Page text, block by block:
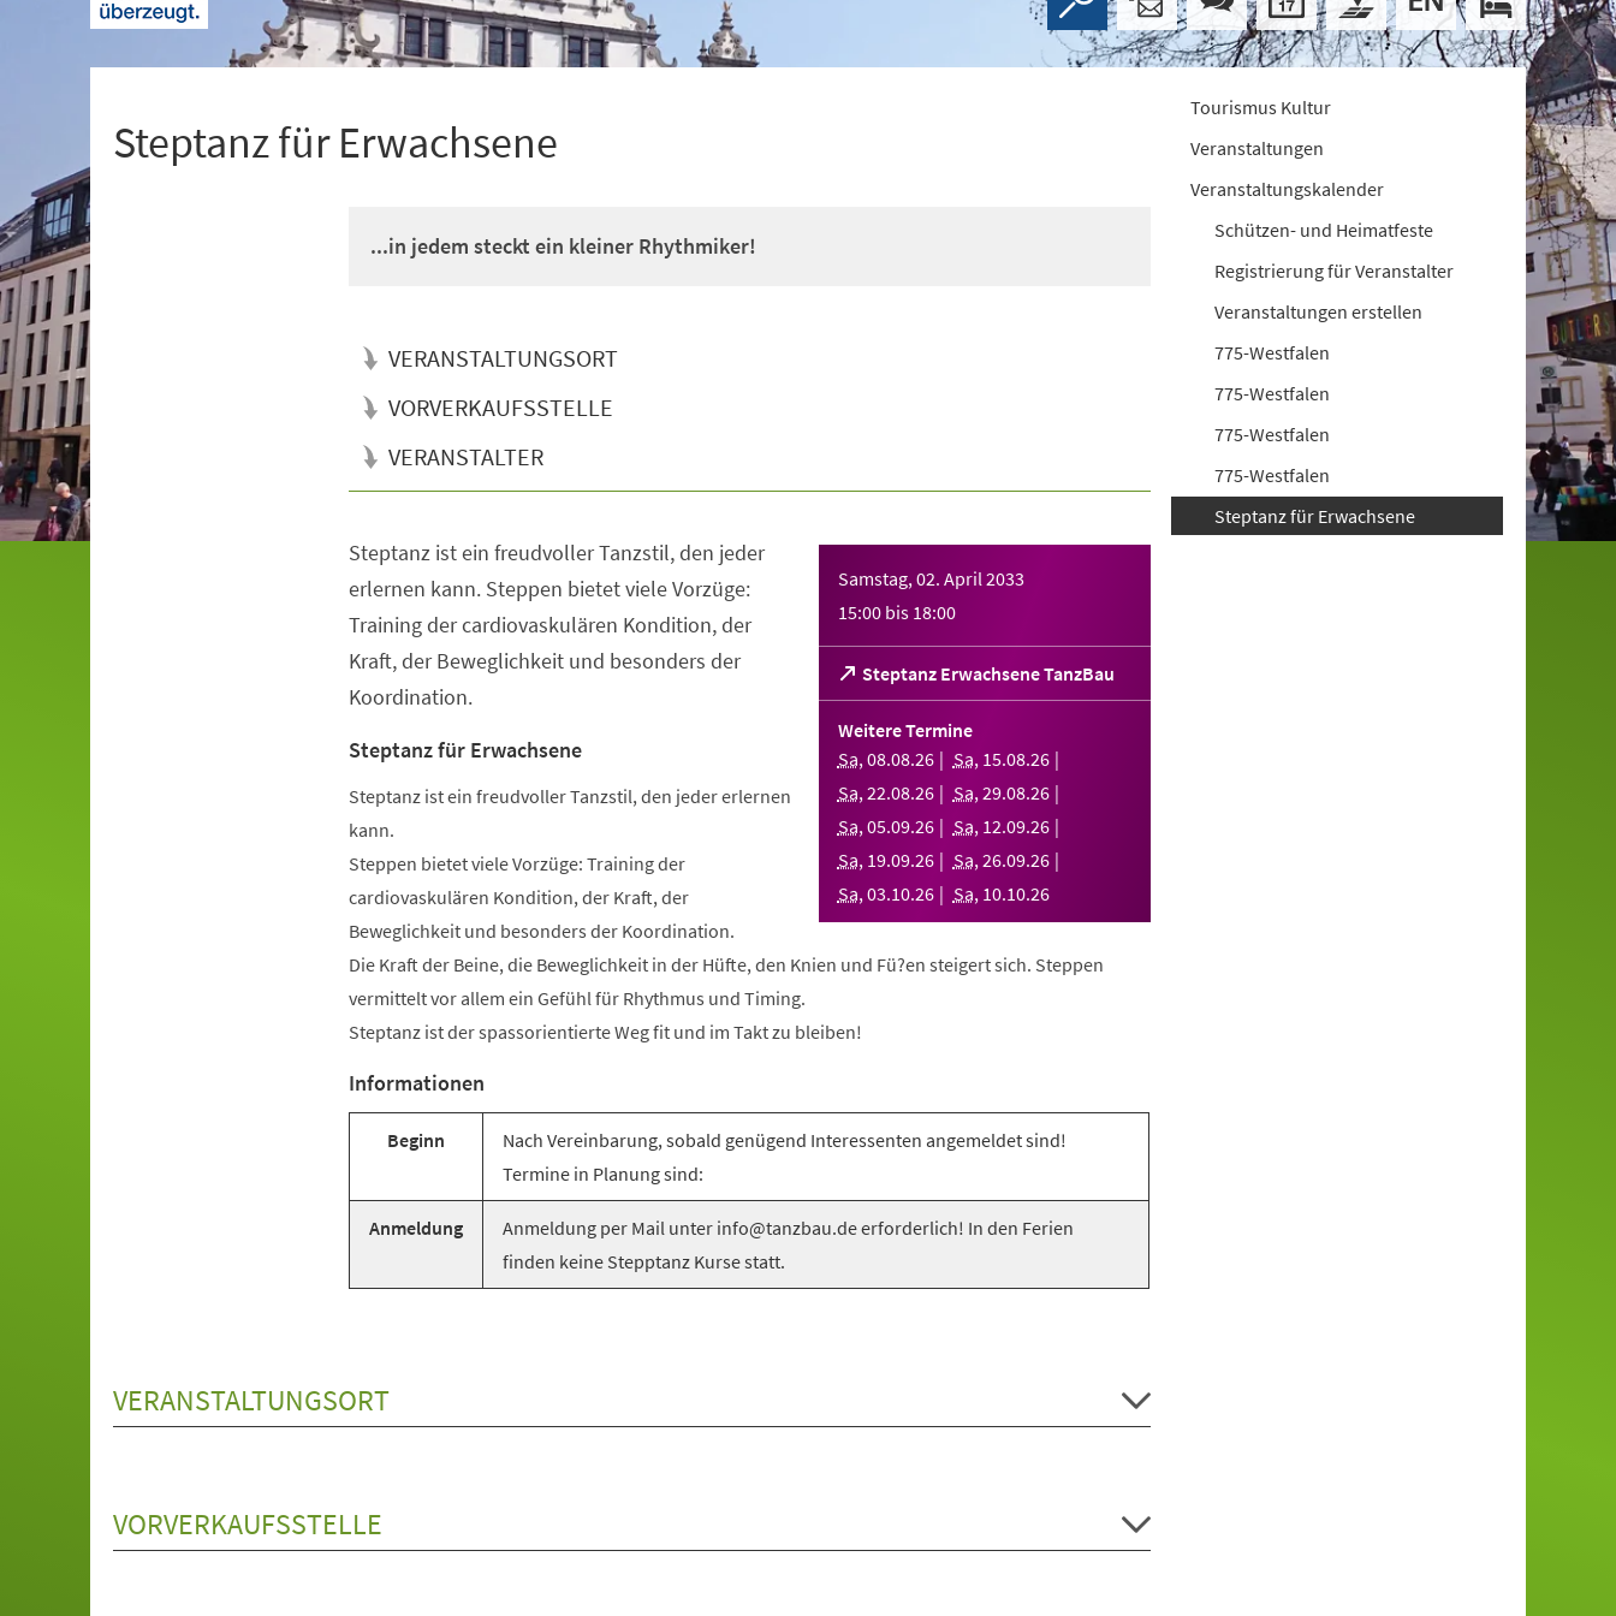
Steptanz für Erwachsene
...in jedem steckt ein kleiner Rhythmiker!
VERANSTALTUNGSORT
VORVERKAUFSSTELLE
VERANSTALTER
Samstag, 02. April 2033
15:00 bis 18:00
Steptanz Erwachsene TanzBau
(Öffnet
in
einem
Tab)
Weitere Termine
Sa,08.08.26 Sa, 15.08.26
Sa,22.08.26 Sa,29.08.26
Sa,05.09.26 Sa, 12.09.26
Sa, 19.09.26 Sa,26.09.26
Sa,03.10.26 Sa, 10.10.26
Steptanz ist ein freudvoller Tanzstil, den jeder
erlernen kann. Steppen bietet viele Vorzüge:
Training der cardiovaskulären Kondition, der
Kraft, der Beweglichkeit und besonders der
Koordination.
Steptanz für Erwachsene
Steptanz ist ein freudvoller Tanzstil, den jeder erlernen
kann.
Steppen bietet viele Vorzüge: Training der
cardiovaskulären Kondition, der Kraft, der
Beweglichkeit und besonders der Koordination.
Die Kraft der Beine, die Beweglichkeit in der Hüfte, den Knien und Fü?en steigert sich. Steppen
vermittelt vor allem ein Gefühl für Rhythmus und Timing.
Steptanz ist der spassorientierte Weg fit und im Takt zu bleiben!
Informationen
Beginn
Nach Vereinbarung, sobald genügend Interessenten angemeldet sind!
Termine in Planung sind:
Anmeldung
Anmeldung per Mail unter info@tanzbau.de erforderlich! In den Ferien
finden keine Stepptanz Kurse statt.
VERANSTALTUNGSORT
VORVERKAUFSSTELLE
Tourismus Kultur
Veranstaltungen
Veranstaltungskalender
Schützen- und Heimatfeste
Registrierung für Veranstalter
Veranstaltungen erstellen
775-Westfalen
775-Westfalen
775-Westfalen
775-Westfalen
Steptanz für Erwachsene